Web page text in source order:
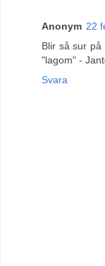
Anonym 22
Blir så sur
"lagom" -
Svara